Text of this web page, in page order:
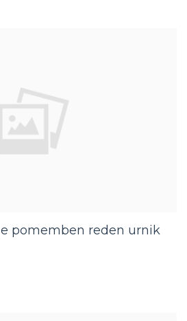
pomemben reden urnik